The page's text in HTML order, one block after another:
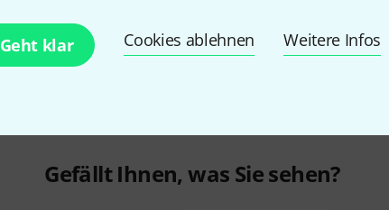
Geht klar Cookies ablehnen Weitere Infos
Gefällt Ihnen, was Sie sehen?